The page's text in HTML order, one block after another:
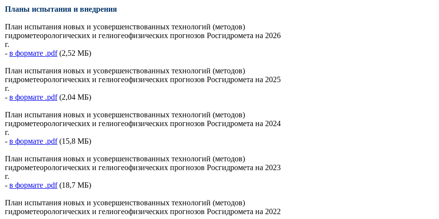
Планы испытания и внедрения
План испытания новых и усовершенствованных технологий (методов)
гидрометеорологических и гелиогеофизических прогнозов Росгидромета на 2026
г.
- в формате .pdf(2,52 МБ)
План испытания новых и усовершенствованных технологий (методов)
гидрометеорологических и гелиогеофизических прогнозов Росгидромета на 2025
г.
- в формате .pdf(2,04 МБ)
План испытания новых и усовершенствованных технологий (методов)
гидрометеорологических и гелиогеофизических прогнозов Росгидромета на 2024
г.
- в формате .pdf(15,8 МБ)
План испытания новых и усовершенствованных технологий (методов)
гидрометеорологических и гелиогеофизических прогнозов Росгидромета на 2023
г.
- в формате .pdf(18,7 МБ)
План испытания новых и усовершенствованных технологий (методов)
гидрометеорологических и гелиогеофизических прогнозов Росгидромета на 2022